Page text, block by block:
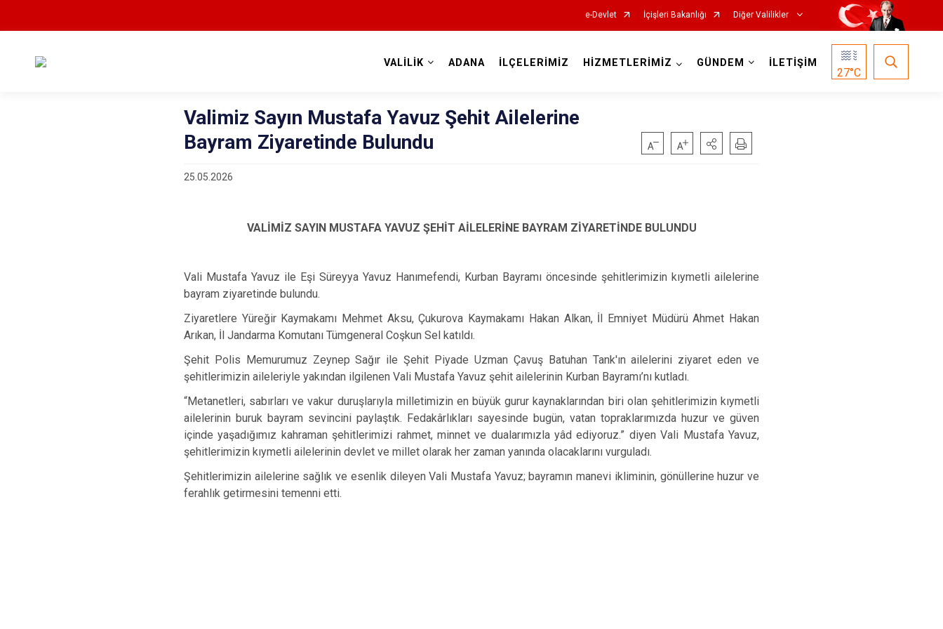
e-Devlet İçişleri Bakanlığı Diğer Valilikler
VALİLİK ADANA İLÇELERİMİZ HİZMETLERİMİZ GÜNDEM İLETİŞİM
27°C
Valimiz Sayın Mustafa Yavuz Şehit Ailelerine
Bayram Ziyaretinde Bulundu
25.05.2026
VALİMİZ SAYIN MUSTAFA YAVUZ ŞEHİT AİLELERİNE BAYRAM ZİYARETİNDE BULUNDU
Vali Mustafa Yavuz ile Eşi Süreyya Yavuz Hanımefendi, Kurban Bayramı öncesinde şehitlerimizin kıymetli ailelerine
bayram ziyaretinde bulundu.
Ziyaretlere Yüreğir Kaymakamı Mehmet Aksu, Çukurova Kaymakamı Hakan Alkan, İl Emniyet Müdürü Ahmet Hakan
Arıkan, İl Jandarma Komutanı Tümgeneral Coşkun Sel katıldı.
Şehit Polis Memurumuz Zeynep Sağır ile Şehit Piyade Uzman Çavuş Batuhan Tank'ın ailelerini ziyaret eden ve
şehitlerimizin aileleriyle yakından ilgilenen Vali Mustafa Yavuz şehit ailelerinin Kurban Bayramı’nı kutladı.
“Metanetleri, sabırları ve vakur duruşlarıyla milletimizin en büyük gurur kaynaklarından biri olan şehitlerimizin kıymetli
ailelerinin buruk bayram sevincini paylaştık. Fedakârlıkları sayesinde bugün, vatan topraklarımızda huzur ve güven
içinde yaşadığımız kahraman şehitlerimizi rahmet, minnet ve dualarımızla yâd ediyoruz.” diyen Vali Mustafa Yavuz,
şehitlerimizin kıymetli ailelerinin devlet ve millet olarak her zaman yanında olacaklarını vurguladı.
Şehitlerimizin ailelerine sağlık ve esenlik dileyen Vali Mustafa Yavuz; bayramın manevi ikliminin, gönüllerine huzur ve
ferahlık getirmesini temenni etti.